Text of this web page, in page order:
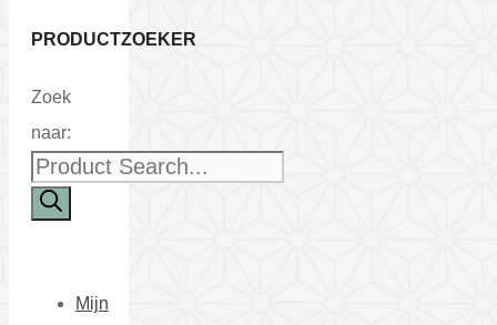
PRODUCTZOEKER
Zoek
naar:
Mijn